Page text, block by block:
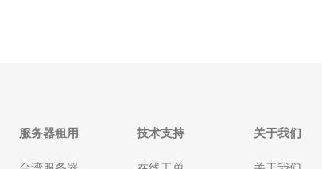
服务器租用 技术支持 关于我们